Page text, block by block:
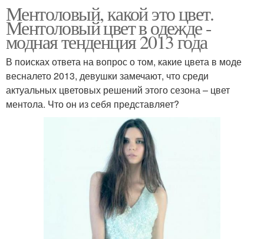
Ментоловый, какой это цвет.
Ментоловый цвет в одежде -
модная тенденция 2013 года
В поисках ответа на вопрос о том, какие цвета в моде
весналето 2013, девушки замечают, что среди
актуальных цветовых решений этого сезона – цвет
ментола. Что он из себя представляет?